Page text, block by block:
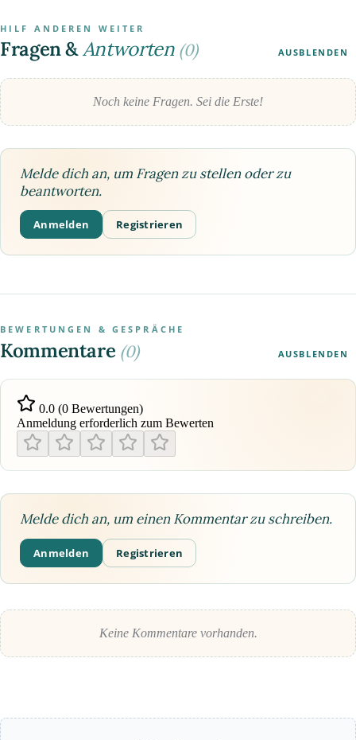
HILF ANDEREN WEITER
Fragen &Antworten (0) AUSBLENDEN
Noch keine Fragen. Sei die Erste!
Melde dich an, um Fragen zu stellen oder zu
beantworten.
Anmelden Registrieren
BEWERTUNGEN & GESPRÄCHE
Kommentare (0) AUSBLENDEN
0.0 (0 Bewertungen)
Anmeldung erforderlich zum Bewerten
Melde dich an, um einen Kommentar zu schreiben.
Anmelden Registrieren
Keine Kommentare vorhanden.